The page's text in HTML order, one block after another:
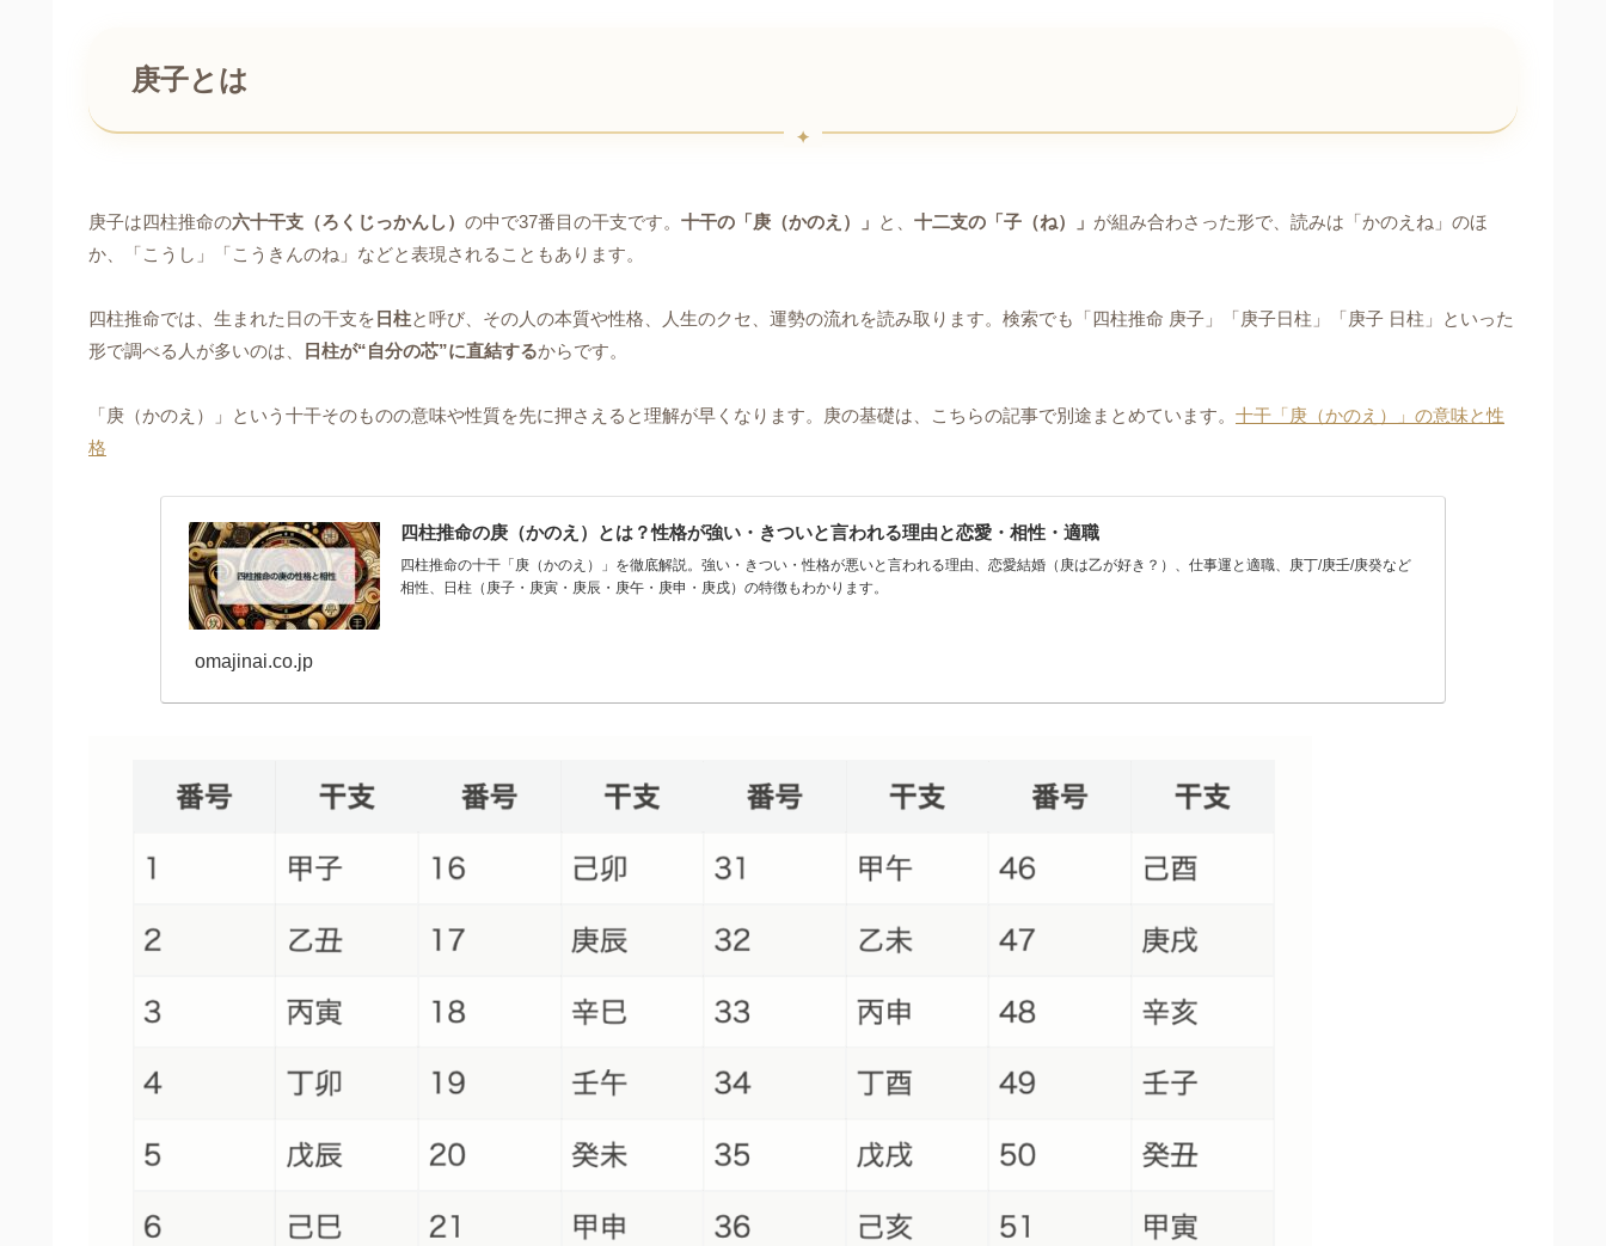
庚子とは
庚子は四柱推命の六十干支（ろくじっかんし） の中で37番目の干支です。 十干の「庚（かのえ）」 と、 十二支の「子（ね）」 が組み合わさった形で、読みは「かのえね」のほ
か、「こうし」「こうきんのね」などと表現されることもあります。
四柱推命では、生まれた日の干支を 日柱と呼び、その人の本質や性格、人生のクセ、運勢の流れを読み取ります。検索でも「四柱推命 庚子」「庚子日柱」「庚子 日柱」といった
形で調べる人が多いのは、
日柱が“自分の芯”に直結するからです。
「庚（かのえ）」という十干そのものの意味や性質を先に押さえると理解が早くなります。庚の基礎は、こちらの記事で別途まとめています。 十干「庚（かのえ）」の意味と性
格
四柱推命の庚（かのえ）とは？性格が強い・きついと言われる理由と恋愛・相性・適職
四柱推命の十干「庚（かのえ）」を徹底解説。強い・きつい・性格が悪いと言われる理由、恋愛結婚（庚は乙が好き？）、仕事運と適職、庚丁/庚壬/庚癸など
相性、日柱（庚子・庚寅・庚辰・庚午・庚申・庚戌）の特徴もわかります。
omajinai.co.jp